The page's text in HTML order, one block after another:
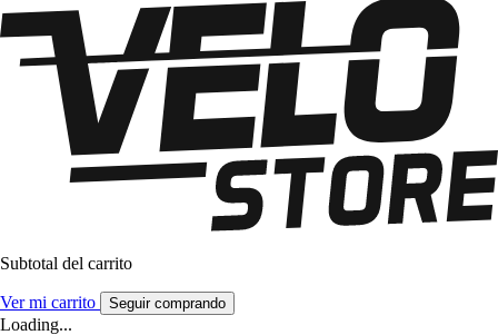
Subtotal del carrito
Ver mi carrito Seguir comprando
Loading...